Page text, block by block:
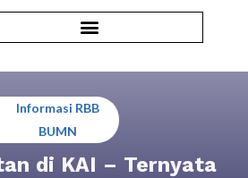
Informasi RBB
BUMN
di KAI – Ternyata